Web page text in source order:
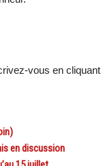
vous en cliquant
en discussion